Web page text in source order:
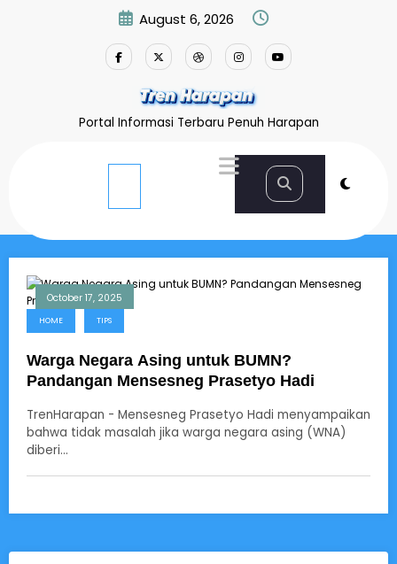
August 6, 2026
Portal Informasi Terbaru Penuh Harapan
October 17, 2025
HOME TIPS
Warga Negara Asing untuk BUMN?
Pandangan Mensesneg Prasetyo Hadi
TrenHarapan - Mensesneg Prasetyo Hadi menyampaikan
bahwa tidak masalah jika warga negara asing (WNA)
diberi…